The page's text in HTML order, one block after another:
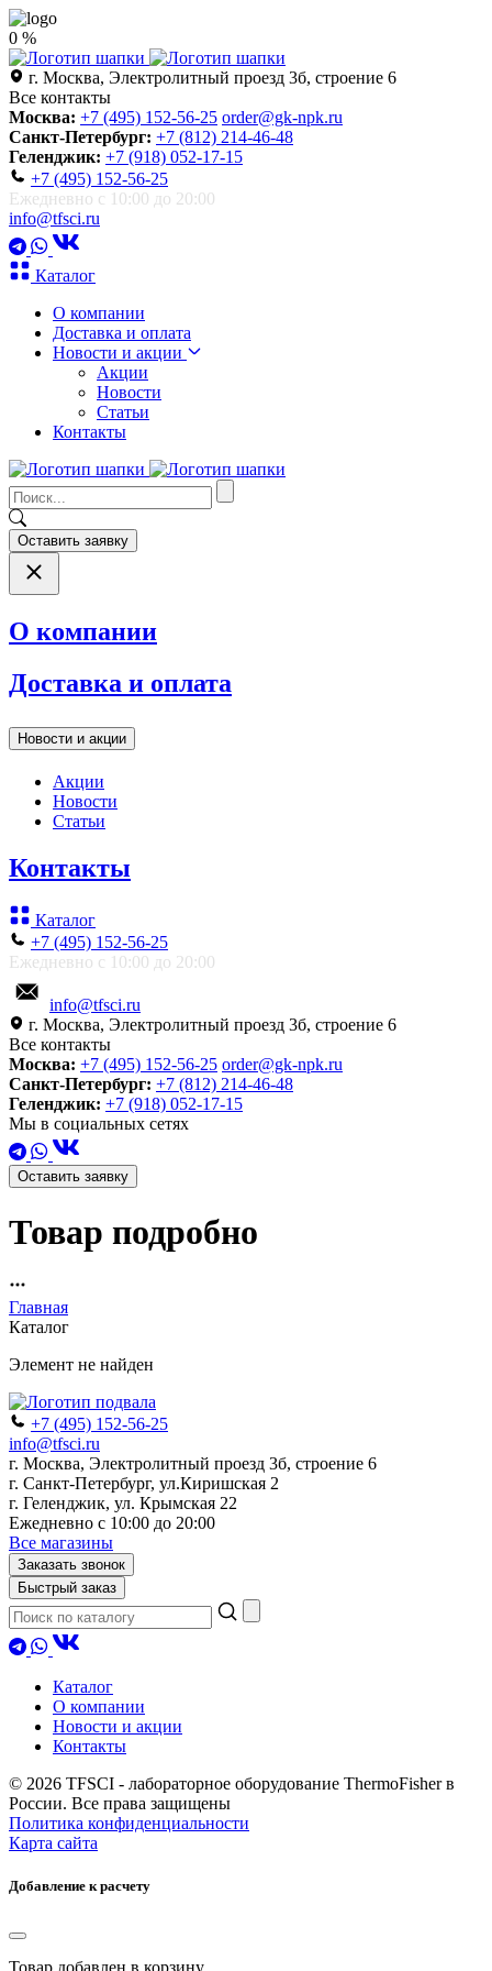
0 %
г. Москва, Электролитный проезд 3б, строение 6
Все контакты
Москва: +7 (495) 152-56-25 order@gk-npk.ru
Санкт-Петербург: +7 (812) 214-46-48
Геленджик: +7 (918) 052-17-15
+7 (495) 152-56-25
Ежедневно с 10:00 до 20:00
info@tfsci.ru
Каталог
О компании
Доставка и оплата
Новости и акции
Акции
Новости
Статьи
Контакты
Оставить заявку
О компании
Доставка и оплата
Новости и акции
Акции
Новости
Статьи
Контакты
Каталог
+7 (495) 152-56-25
Ежедневно с 10:00 до 20:00
info@tfsci.ru
г. Москва, Электролитный проезд 3б, строение 6
Все контакты
Москва: +7 (495) 152-56-25 order@gk-npk.ru
Санкт-Петербург: +7 (812) 214-46-48
Геленджик: +7 (918) 052-17-15
Мы в социальных сетях
Оставить заявку
Товар подробно
Главная
Каталог
Элемент не найден
+7 (495) 152-56-25
info@tfsci.ru
г. Москва, Электролитный проезд 3б, строение 6
г. Санкт-Петербург, ул.Киришская 2
г. Геленджик, ул. Крымская 22
Ежедневно с 10:00 до 20:00
Все магазины
Заказать звонок
Быстрый заказ
Каталог
О компании
Новости и акции
Контакты
© 2026 TFSCI - лабораторное оборудование ThermoFisher в
России. Все права защищены
Политика конфиденциальности
Карта сайта
Добавление к расчету
Товар добавлен в корзину